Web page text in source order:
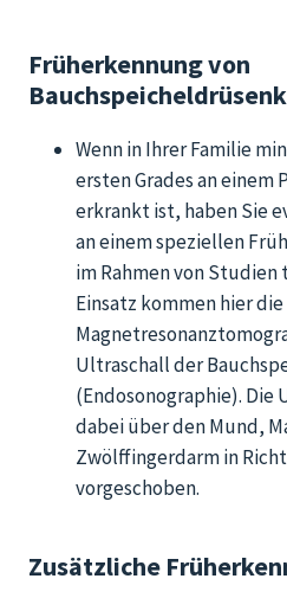
Früherkennung von
Wenn in Ihrer Familie
ersten Grades an einem
erkrankt ist, haben Sie
an einem speziellen
imRahmen von
Einsatz kommen hier die
Ultraschall der
(Endosonographie). Die
dabei über den Mund,
Zwölffingerdarm in
vorgeschoben.
Zusätzliche